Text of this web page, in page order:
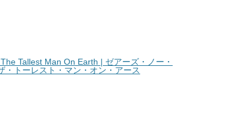
Tallest Man On Earth | ゼアーズ・ノー・
・トーレスト・マン・オン・アース